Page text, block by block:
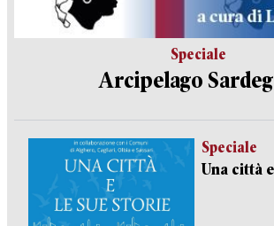
Speciale
Arcipelago
Speciale
Una città